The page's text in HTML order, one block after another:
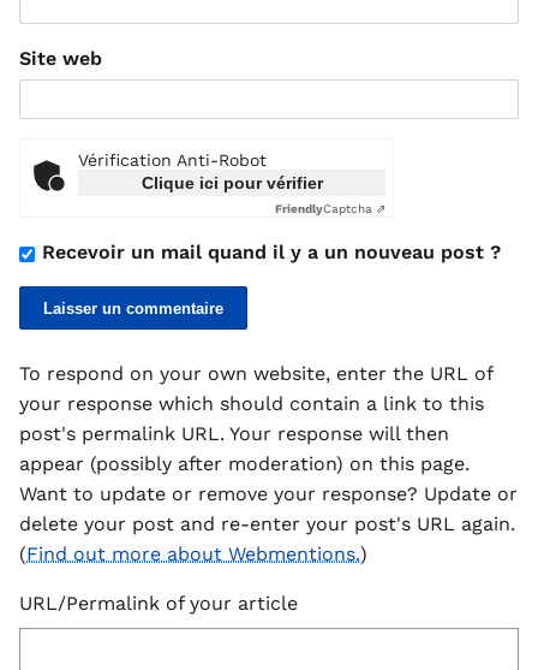
Site web
Vérification Anti-Robot
Clique ici pour vérifier
FriendlyCaptcha ⇗
Recevoir un mail quand il y a un nouveau post ?
To respond on your own website, enter the URL of
your response which should contain a link to this
post's permalink URL. Your response will then
appear (possibly after moderation) on this page.
Want to update or remove your response? Update or
delete your post and re-enter your post's URL again.
(Find out more about Webmentions.)
URL/Permalink of your article